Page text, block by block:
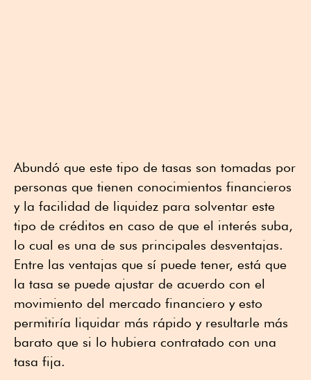
Abundó que este tipo de tasas son tomadas por
personas que tienen conocimientos financieros
y la facilidad de liquidez para solventar este
tipo de créditos en caso de que el interés suba,
lo cual es una de sus principales desventajas.
Entre las ventajas que sí puede tener, está que
la tasa se puede ajustar de acuerdo con el
movimiento del mercado financiero y esto
permitiría liquidar más rápido y resultarle más
barato que si lo hubiera contratado con una
tasa fija.